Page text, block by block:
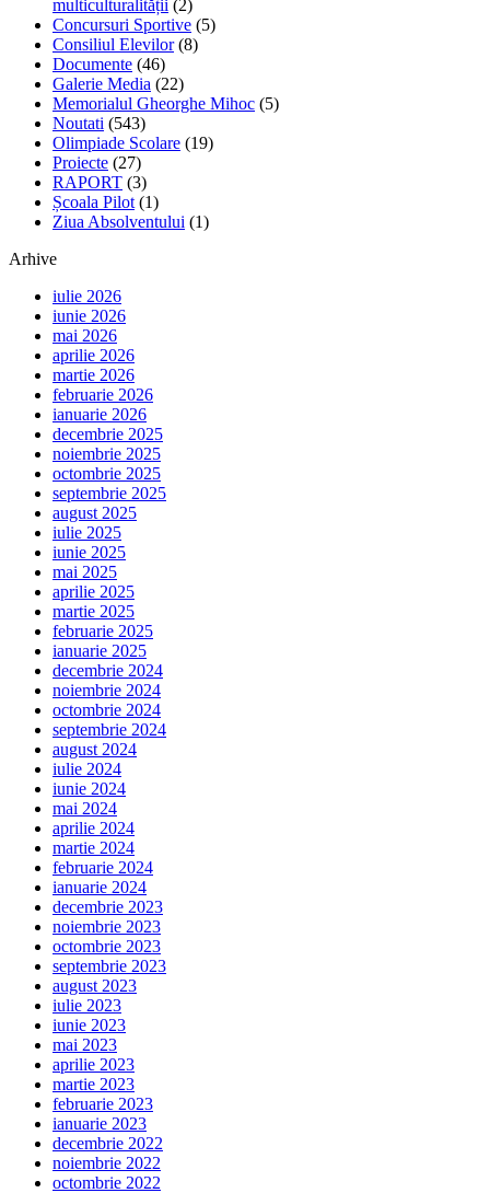
multiculturalității (2)
Concursuri Sportive (5)
Consiliul Elevilor(8)
Documente (46)
Galerie Media (22)
Memorialul Gheorghe Mihoc (5)
Noutati (543)
Olimpiade Scolare (19)
Proiecte (27)
RAPORT (3)
Școala Pilot (1)
Ziua Absolventului (1)
Arhive
iulie 2026
iunie 2026
mai 2026
aprilie 2026
martie 2026
februarie 2026
ianuarie 2026
decembrie 2025
noiembrie 2025
octombrie 2025
septembrie 2025
august 2025
iulie 2025
iunie 2025
mai 2025
aprilie 2025
martie 2025
februarie 2025
ianuarie 2025
decembrie 2024
noiembrie 2024
octombrie 2024
septembrie 2024
august 2024
iulie 2024
iunie 2024
mai 2024
aprilie 2024
martie 2024
februarie 2024
ianuarie 2024
decembrie 2023
noiembrie 2023
octombrie 2023
septembrie 2023
august 2023
iulie 2023
iunie 2023
mai 2023
aprilie 2023
martie 2023
februarie 2023
ianuarie 2023
decembrie 2022
noiembrie 2022
octombrie 2022